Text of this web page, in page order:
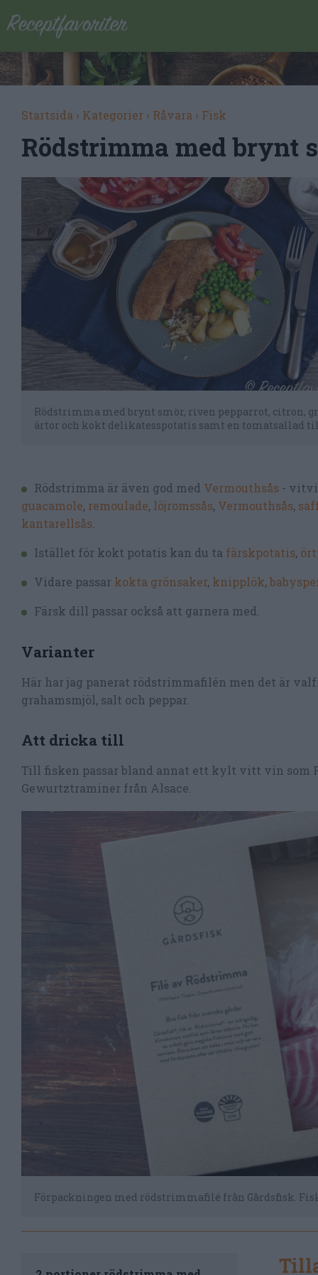
Startsida › Kategorier › Råvara › Fisk
Rödstrimma med brynt
Rödstrimma med brynt smör, riven pepparrot, citron,
ärtor och kokt delikatesspotatis samt en tomatsallad
Rödstrimma är även god med Vermouthsås -
guacamole, remoulade, löjromssås, Vermouthsås,
kantarellsås
Istället för kokt potatis kan du ta färskpotatis,
Vidare passar kokta grönsaker, knipplök,
Färsk dill passar också att garnera med.
Varianter
Här har jag panerat rödstrimmafilén men det är
grahamsmjöl, salt och peppar.
Att dricka till
Till fisken passar bland annat ett kylt vitt vin som
Gewurtztraminer från Alsace.
Förpackningen med rödstrimmafilé från Gårdsfisk.